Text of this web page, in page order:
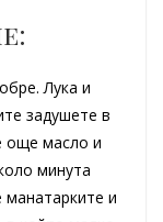
Лука и
задушете в
още масло и
минута
и